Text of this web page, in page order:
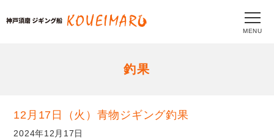
MENU
釣果
12月17日（火）青物ジギング釣果
2024年12月17日